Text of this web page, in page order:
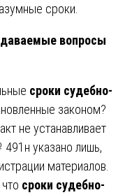
сроки.
вопросы
сроки судебно-
законом?
не устанавливает
указано лишь,
материалов.
сроки судебно-